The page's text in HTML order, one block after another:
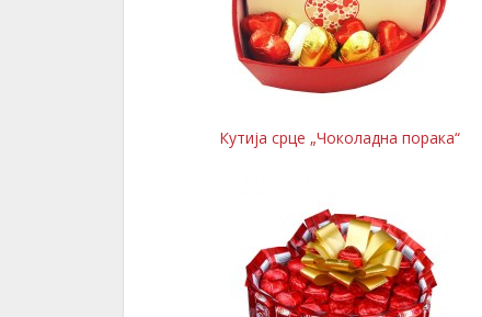
Кутија срце „Чоколадна порака“